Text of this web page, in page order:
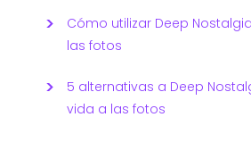
Cómo utilizar Deep
las fotos
5 alternativas a Deep
vida a las fotos